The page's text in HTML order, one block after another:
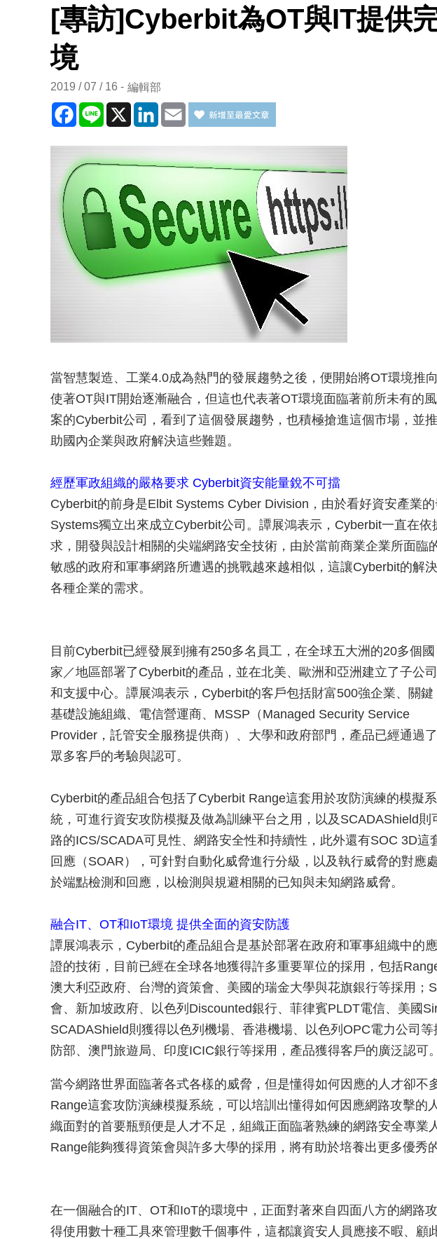
[專訪]Cyberbit為OT與IT提供
境
2019 / 07 / 16 編輯部
Facebook
Line X LinkedInEmail
當智慧製造、工業4.0成為熱門的發展趨勢之後，便開始將OT環境推
使著OT與IT開始逐漸融合，但這也代表著OT環境面臨著前所未有的
案的Cyberbit公司，看到了這個發展趨勢，也積極搶進這個市場，並
助國內企業與政府解決這些難題。
經歷軍政組織的嚴格要求 Cyberbit資安能量銳不可擋
Cyberbit的前身是Elbit Systems Cyber Division，由於看好資安產業
Systems獨立出來成立Cyberbit公司。譚展鴻表示，Cyberbit一直在
求，開發與設計相關的尖端網路安全技術，由於當前商業企業所面臨
敏感的政府和軍事網路所遭遇的挑戰越來越相似，這讓Cyberbit的解
各種企業的需求。
目前Cyberbit已經發展到擁有250多名員工，在全球五大洲的20多個 國
家／地區部署了Cyberbit的產品，並在北美、歐洲和亞洲建立了子公司
和支援中心。譚展鴻表示，Cyberbit的客戶包括財富500強企業、關鍵
基礎設施組織、電信營運商、MSSP（Managed Security Service
Provider，託管安全服務提供商）、大學和政府部門，產品已經通過了
眾多客戶的考驗與認可。
Cyberbit的產品組合包括了Cyberbit Range這套用於攻防演練的模擬系
統，可進行資安攻防模擬及做為訓練平台之用，以及SCADAShield則
路的ICS/SCADA可見性、網路安全性和持續性，此外還有SOC 3D這
回應（SOAR），可針對自動化威脅進行分級，以及執行威脅的對應
於端點檢測和回應，以檢測與規避相關的已知與未知網路威脅。
融合IT、OT和IoT環境 提供全面的資安防護
譚展鴻表示，Cyberbit的產品組合是基於部署在政府和軍事組織中的
證的技術，目前已經在全球各地獲得許多重要單位的採用，包括
澳大利亞政府、台灣的資策會、美國的瑞金大學與花旗銀行等採用；
會、新加坡政府、以色列Discounted銀行、菲律賓PLDT電信、美國
SCADAShield則獲得以色列機場、香港機場、以色列OPC電力公司
防部、澳門旅遊局、印度ICIC銀行等採用，產品獲得客戶的廣泛認可。
當今網路世界面臨著各式各樣的威脅，但是懂得如何因應的人才卻不
Range這套攻防演練模擬系統，可以培訓出懂得如何因應網路攻擊的
織面對的首要瓶頸便是人才不足，組織正面臨著熟練的網路安全專業
Range能夠獲得資策會與許多大學的採用，將有助於培養出更多優秀
在一個融合的IT、OT和IoT的環境中，正面對著來自四面八方的網路
得使用數十種工具來管理數千個事件，這都讓資安人員應接不暇、顧